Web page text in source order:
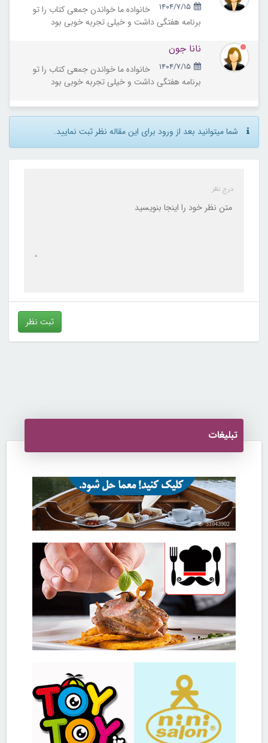
۱۴۰۴/۷/۱۵
خانواده ما خواندن جمعی کتاب را تو
برنامه هفتگی داشت و خیلی تجربه خوبی بود
نانا جون
۱۴۰۴/۷/۱۵
خانواده ما خواندن جمعی کتاب را تو
برنامه هفتگی داشت و خیلی تجربه خوبی بود
شما میتوانید بعد از ورود برای این مقاله نظر ثبت نمایید.
درج نظر
تبلیغات
31043902
30258745